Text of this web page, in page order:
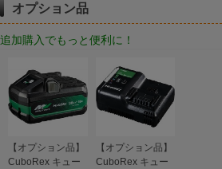
オプション品
追加購入でもっと便利に！
【オプション品】
CuboRex キュー
【オプション品】
CuboRex キュー